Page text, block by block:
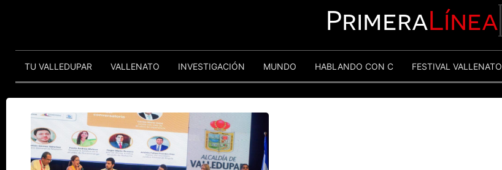
PrimeraLínea
TU VALLEDUPAR VALLENATO INVESTIGACIÓN MUNDO HABLANDO CON C FESTIVAL VALLENATO